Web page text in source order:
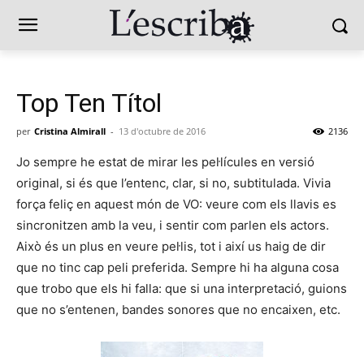
Top Ten Títol
per Cristina Almirall - 13 d'octubre de 2016 2136
Jo sempre he estat de mirar les pel·lícules en versió
original, si és que l’entenc, clar, si no, subtitulada. Vivia
força feliç en aquest món de VO: veure com els llavis es
sincronitzen amb la veu, i sentir com parlen els actors.
Això és un plus en veure pel·lis, tot i així us haig de dir
que no tinc cap peli preferida. Sempre hi ha alguna cosa
que trobo que els hi falla: que si una interpretació, guions
que no s’entenen, bandes sonores que no encaixen, etc.